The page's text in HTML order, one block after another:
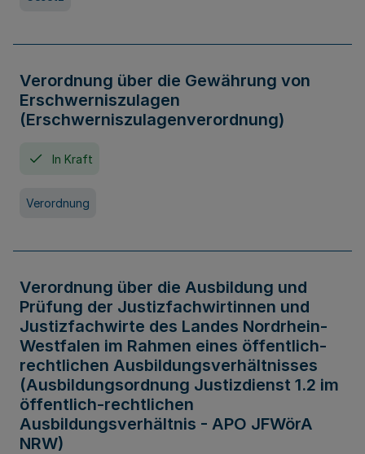
Verordnung über die Gewährung von
Erschwerniszulagen
(Erschwerniszulagenverordnung)
In Kraft
Verordnung
Verordnung über die Ausbildung und
Prüfung der Justizfachwirtinnen und
Justizfachwirte des Landes Nordrhein-
Westfalen im Rahmen eines öffentlich-
rechtlichen Ausbildungsverhältnisses
(Ausbildungsordnung Justizdienst 1.2 im
öffentlich-rechtlichen
Ausbildungsverhältnis - APO JFWörA
NRW)